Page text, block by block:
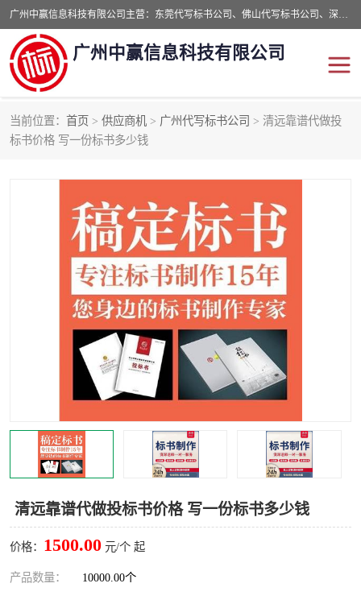
广州中赢信息科技有限公司主营：东莞代写标书公司、佛山代写标书公司、深圳代写标书公司等,食品类标书、工程类类标书,经验丰富的标书制作团队,24小时加急服务,多对一服务。
广州中赢信息科技有限公司
当前位置： 首页 > 供应商机 > 广州代写标书公司 > 清远靠谱代做投
标书价格 写一份标书多少钱
清远靠谱代做投标书价格 写一份标书多少钱
价格： 1500.00 元/个 起
产品数量： 10000.00个
东莞代写标书公司
深圳代写标书公司 广州代写标书公司